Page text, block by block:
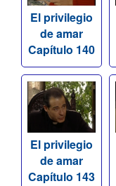
El privilegio
de amar
Capítulo 140
El privilegio
de amar
Capítulo 143